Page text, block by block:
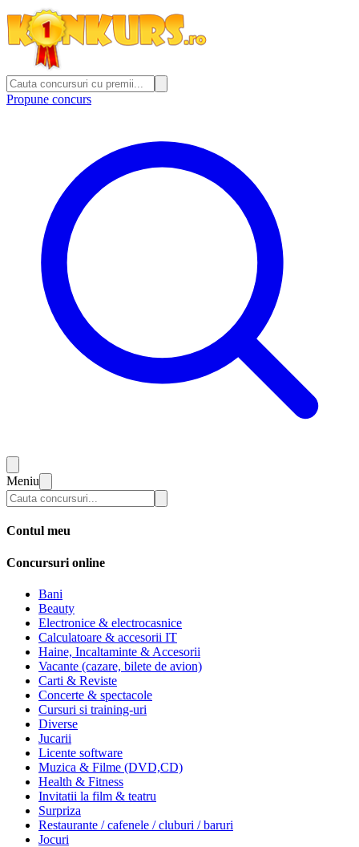
Propune concurs
Meniu
Contul meu
Concursuri online
Bani
Beauty
Electronice & electrocasnice
Calculatoare & accesorii IT
Haine, Incaltaminte & Accesorii
Vacante (cazare, bilete de avion)
Carti & Reviste
Concerte & spectacole
Cursuri si training-uri
Diverse
Jucarii
Licente software
Muzica & Filme (DVD,CD)
Health & Fitness
Invitatii la film & teatru
Surpriza
Restaurante / cafenele / cluburi / baruri
Jocuri